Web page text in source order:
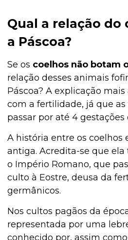
Qual a relação do
a Páscoa?
Se os coelhos não botam
relação desses animais
Páscoa? A explicação
com a fertilidade, já que
passar por até 4 gestações
A história entre os coelhos
antiga. Acredita-se que
o Império Romano, que
culto à Eostre, deusa da
germânicos.
Nos cultos pagãos da
representada por uma
conhecido por, assim